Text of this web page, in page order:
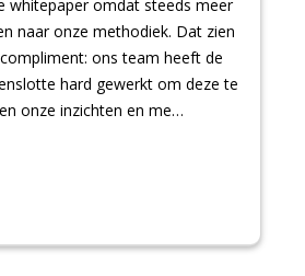
whitepaper omdat steeds meer
naar onze methodiek. Dat zien
ons team heeft de
hard gewerkt om deze te
onze inzichten en me…